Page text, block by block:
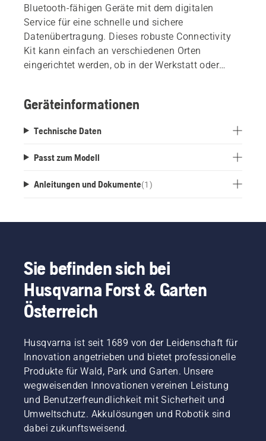
Bluetooth-fähigen Geräte mit dem digitalen
Service für eine schnelle und sichere
Datenübertragung. Dieses robuste Connectivity
Kit kann einfach an verschiedenen Orten
eingerichtet werden, ob in der Werkstatt oder
Wandhalterung sind im Lieferumfang enthalten.
Befestigungshalterungen, Kabel und andere Teile
Geräteinformationen
Technische Daten
Passt zum Modell
Anleitungen und Dokumente(1 )
Sie befinden sich bei
Husqvarna Forst & Garten
Österreich
Husqvarna ist seit 1689 von der Leidenschaft für
Innovation angetrieben und bietet professionelle
Produkte für Wald, Park und Garten. Unsere
wegweisenden Innovationen vereinen Leistung
und Benutzerfreundlichkeit mit Sicherheit und
Umweltschutz. Akkulösungen und Robotik sind
dabei zukunftsweisend.